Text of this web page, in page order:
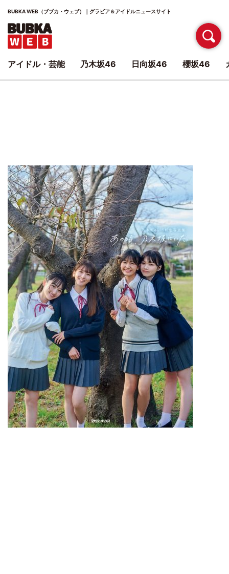
BUBKA WEB（ブブカ・ウェブ）｜グラビア＆アイドルニュースサイト
アイドル・芸能 乃木坂46 日向坂46 櫻坂46